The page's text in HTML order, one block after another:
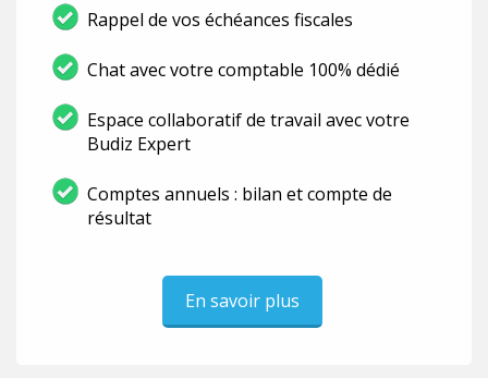
Rappel de vos échéances fiscales
Chat avec votre comptable 100% dédié
Espace collaboratif de travail avec votre
Budiz Expert
Comptes annuels : bilan et compte de
résultat
En savoir plus